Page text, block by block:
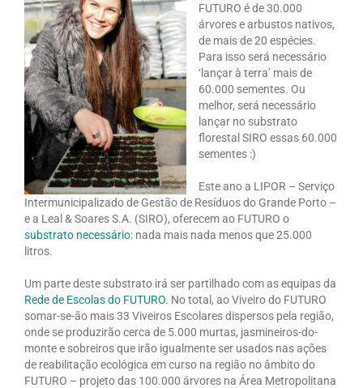
FUTURO é de 30.000
árvores e arbustos nativos,
de mais de 20 espécies.
Para isso será necessário
‘lançar à terra’ mais de
60.000 sementes. Ou
melhor, será necessário
lançar no substrato
florestal SIRO essas 60.000
sementes :)
Este ano a LIPOR – Serviço
Intermunicipalizado de Gestão de Resíduos do Grande Porto –
e a Leal & Soares S.A. (SIRO), oferecem ao FUTURO o
substrato necessário: nada mais nada menos que 25.000
litros.
Um parte deste substrato irá ser partilhado com as equipas da
Rede de Escolas do FUTURO. No total, ao Viveiro do FUTURO
somar-se-ão mais 33 Viveiros Escolares dispersos pela região,
onde se produzirão cerca de 5.000 murtas, jasmineiros-do-
monte e sobreiros que irão igualmente ser usados nas ações
de reabilitação ecológica em curso na região no âmbito do
FUTURO – projeto das 100.000 árvores na Área Metropolitana